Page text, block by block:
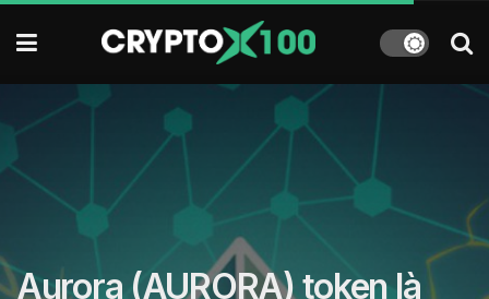
Aurora (AURORA) token là